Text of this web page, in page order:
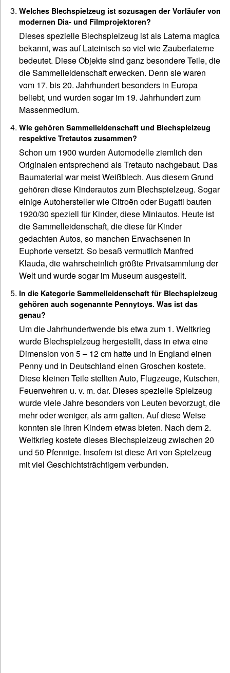
Welches Blechspielzeug ist sozusagen der Vorläufer von
modernen Dia- und Filmprojektoren?
Dieses spezielle Blechspielzeug ist als Laterna magica
bekannt, was auf Lateinisch so viel wie Zauberlaterne
bedeutet. Diese Objekte sind ganz besondere Teile, die
die Sammelleidenschaft erwecken. Denn sie waren
vom 17. bis 20. Jahrhundert besonders in Europa
beliebt, und wurden sogar im 19. Jahrhundert zum
Massenmedium.
Wie gehören Sammelleidenschaft und Blechspielzeug
respektive Tretautos zusammen?
Schon um 1900 wurden Automodelle ziemlich den
Originalen entsprechend als Tretauto nachgebaut. Das
Baumaterial war meist Weißblech. Aus diesem Grund
gehören diese Kinderautos zum Blechspielzeug. Sogar
einige Autohersteller wie Citroën oder Bugatti bauten
1920/30 speziell für Kinder, diese Miniautos. Heute ist
die Sammelleidenschaft, die diese für Kinder
gedachten Autos, so manchen Erwachsenen in
Euphorie versetzt. So besaß vermutlich Manfred
Klauda, die wahrscheinlich größte Privatsammlung der
Welt und wurde sogar im Museum ausgestellt.
In die Kategorie Sammelleidenschaft für Blechspielzeug
gehören auch sogenannte Pennytoys. Was ist das
genau?
Um die Jahrhundertwende bis etwa zum 1. Weltkrieg
wurde Blechspielzeug hergestellt, dass in etwa eine
Dimension von 5 – 12 cm hatte und in England einen
Penny und in Deutschland einen Groschen kostete.
Diese kleinen Teile stellten Auto, Flugzeuge, Kutschen,
Feuerwehren u. v. m. dar. Dieses spezielle Spielzeug
wurde viele Jahre besonders von Leuten bevorzugt, die
mehr oder weniger, als arm galten. Auf diese Weise
konnten sie ihren Kindern etwas bieten. Nach dem 2.
Weltkrieg kostete dieses Blechspielzeug zwischen 20
und 50 Pfennige. Insofern ist diese Art von Spielzeug
mit viel Geschichtsträchtigem verbunden.